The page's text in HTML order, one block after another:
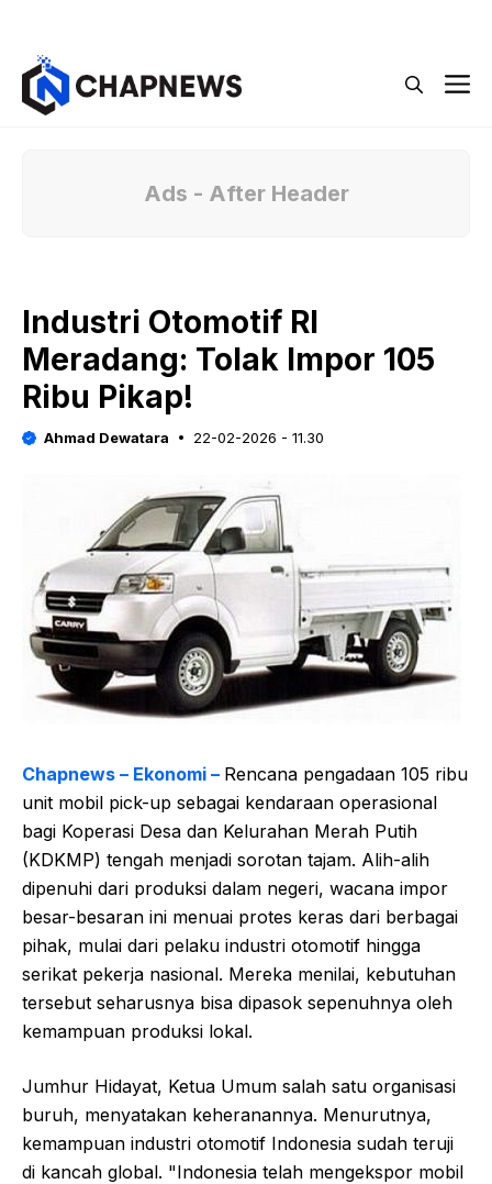
Ads - After Header
Industri Otomotif RI
Meradang: Tolak Impor 105
Ribu Pikap!
Ahmad Dewatara 22-02-2026 - 11.30
Chapnews – Ekonomi – Rencana pengadaan 105 ribu
unit mobil pick-up sebagai kendaraan operasional
bagi Koperasi Desa dan Kelurahan Merah Putih
(KDKMP) tengah menjadi sorotan tajam. Alih-alih
dipenuhi dari produksi dalam negeri, wacana impor
besar-besaran ini menuai protes keras dari berbagai
pihak, mulai dari pelaku industri otomotif hingga
serikat pekerja nasional. Mereka menilai, kebutuhan
tersebut seharusnya bisa dipasok sepenuhnya oleh
kemampuan produksi lokal.
Jumhur Hidayat, Ketua Umum salah satu organisasi
buruh, menyatakan keheranannya. Menurutnya,
kemampuan industri otomotif Indonesia sudah teruji
di kancah global. "Indonesia telah mengekspor mobil